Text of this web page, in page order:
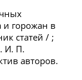
и горожан в
статей / ;
И. П.
авторов.